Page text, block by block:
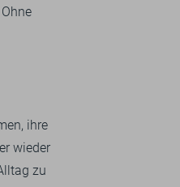
ihre
wieder
zu